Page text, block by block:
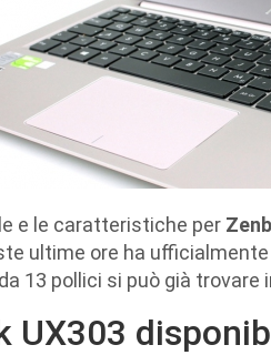
e le caratteristiche per
ultime ore ha
13 pollici si può già trovare
UX303